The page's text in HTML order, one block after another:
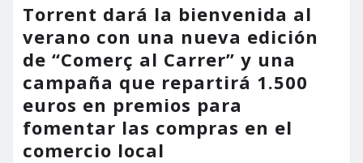
Torrent dará la bienvenida al
verano con una nueva edición
de “Comerç al Carrer” y una
campaña que repartirá 1.500
euros en premios para
fomentar las compras en el
comercio local